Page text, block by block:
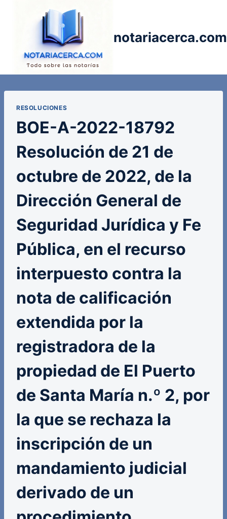
notariacerca.com
RESOLUCIONES
BOE-A-2022-18792
Resolución de 21 de
octubre de 2022, de la
Dirección General de
Seguridad Jurídica y Fe
Pública, en el recurso
interpuesto contra la
nota de calificación
extendida por la
registradora de la
propiedad de El Puerto
de Santa María n.º 2, por
la que se rechaza la
inscripción de un
mandamiento judicial
derivado de un